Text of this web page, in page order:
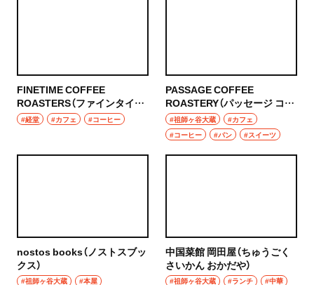
FINETIME COFFEE
ROASTERS（ファインタイム
コーヒー ロースターズ）
#経堂 #カフェ #コーヒー
PASSAGE COFFEE
ROASTERY（パッセージ コー
ヒー ロースタリー）
#祖師ヶ谷大蔵
#カフェ
#コーヒー
#パン #スイーツ
nostos books（ノストスブッ
クス）
#祖師ヶ谷大蔵 #本屋
中国菜館 岡田屋（ちゅうごく
さいかん おかだや）
#祖師ヶ谷大蔵 #ランチ #中華